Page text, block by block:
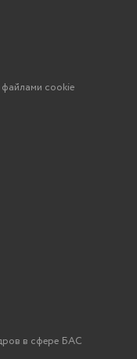
cookie
в сфере БАС